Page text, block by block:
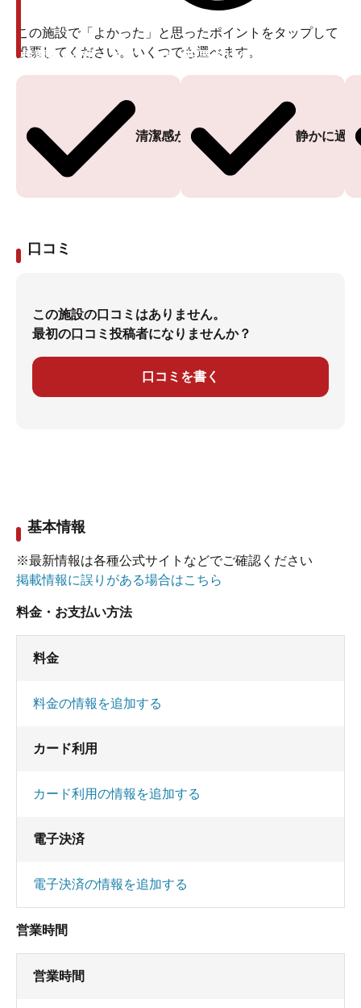
この施設で「よかった」と思ったポイントをタップして
投票してください。いくつでも選べます。
清潔感がある
投票ありがとうございます
静かに過
投票ありがとうございます
口コミ
この施設の口コミはありません。
最初の口コミ投稿者になりませんか？
口コミを書く
基本情報
※最新情報は各種公式サイトなどでご確認ください
掲載情報に誤りがある場合はこちら
料金・お支払い方法
料金
料金の情報を追加する
カード利用
カード利用の情報を追加する
電子決済
電子決済の情報を追加する
営業時間
営業時間